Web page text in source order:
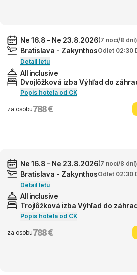
Ne 16.8 - Ne 23.8.2026(7 nocí/8 dní)
Bratislava - ZakynthosOdlet 02:30
Detail letu
All inclusive
Dvojlôžková izba Výhľad do
Popis hotela od CK
za osobu788 €
Ne 16.8 - Ne 23.8.2026(7 nocí/8 dní)
Bratislava - ZakynthosOdlet 02:30
Detail letu
All inclusive
Trojlôžková izba Výhľad do
Popis hotela od CK
za osobu788 €